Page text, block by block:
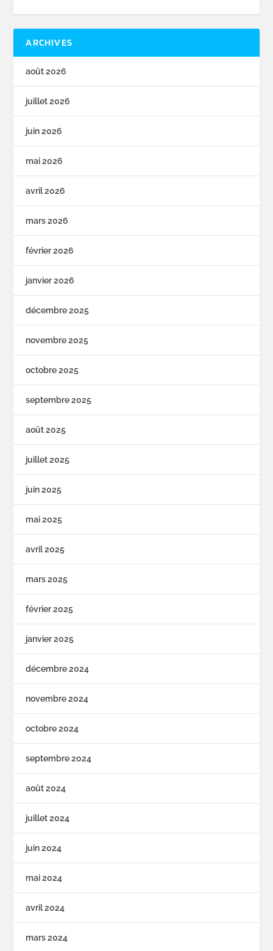
ARCHIVES
août 2026
juillet 2026
juin 2026
mai 2026
avril 2026
mars 2026
février 2026
janvier 2026
décembre 2025
novembre 2025
octobre 2025
septembre 2025
août 2025
juillet 2025
juin 2025
mai 2025
avril 2025
mars 2025
février 2025
janvier 2025
décembre 2024
novembre 2024
octobre 2024
septembre 2024
août 2024
juillet 2024
juin 2024
mai 2024
avril 2024
mars 2024